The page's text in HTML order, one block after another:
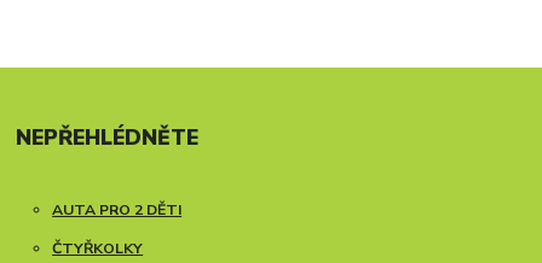
NEPŘEHLÉDNĚTE
AUTA PRO 2 DĚTI
ČTYŘKOLKY